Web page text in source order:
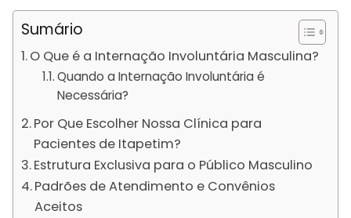
Sumário
O Que é a Internação Involuntária Masculina?
Quando a Internação Involuntária é
Necessária?
Por Que Escolher Nossa Clínica para
Pacientes de Itapetim?
Estrutura Exclusiva para o Público Masculino
Padrões de Atendimento e Convênios
Aceitos